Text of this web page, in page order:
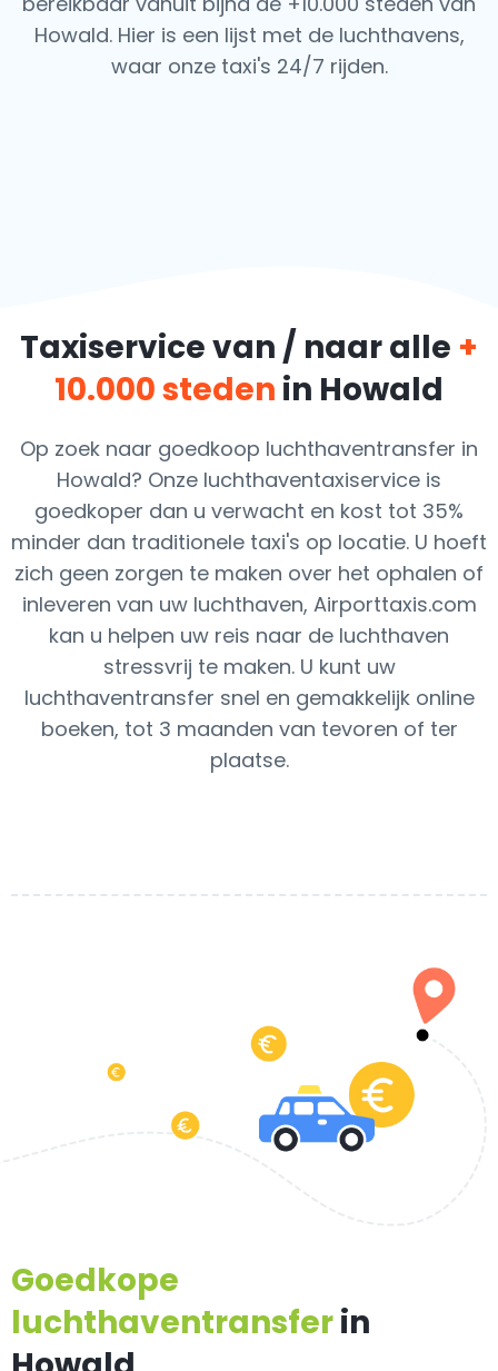
Howald. Hier is een lijst met de luchthavens,
waar onze taxi's 24/7 rijden.
Taxiservice van / naar alle +
10.000 steden in Howald
Op zoek naar goedkoop luchthaventransfer in
Howald? Onze luchthaventaxiservice is
goedkoper dan u verwacht en kost tot 35%
minder dan traditionele taxi's op locatie. U hoeft
zich geen zorgen te maken over het ophalen of
inleveren van uw luchthaven, Airporttaxis.com
kan u helpen uw reis naar de luchthaven
stressvrij te maken. U kunt uw
luchthaventransfer snel en gemakkelijk online
boeken, tot 3 maanden van tevoren of ter
plaatse.
Goedkope
luchthaventransferin